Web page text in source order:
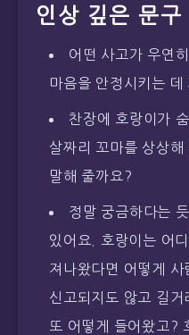
인상 깊은 문구
어떤 사고가 우연
마음을 안정시키는 데
찬장에 호랑이가
살짜리 꼬마를 상상
말해 줄까요?
정말 궁금하다는
있어요. 호랑이는 어
져나왔다면 어떻게 사
신고되지도 않고 길
또 어떻게 들어왔고?